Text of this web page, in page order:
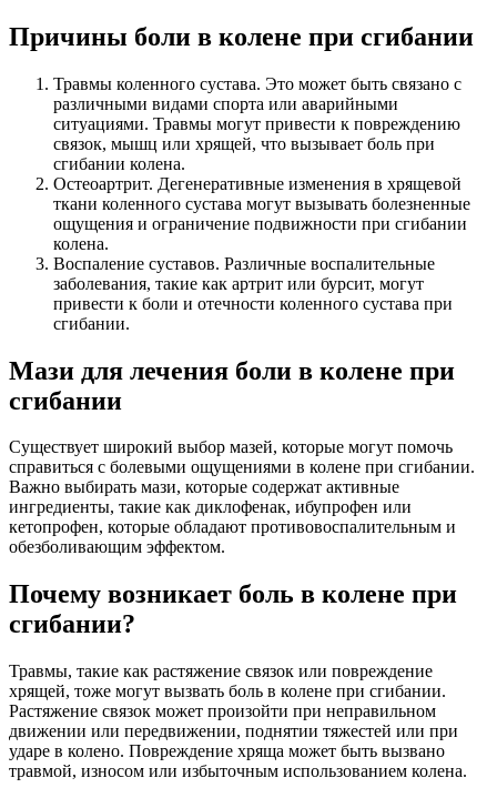
Причины боли в колене при сгибании
Травмы коленного сустава. Это может быть связано с
различными видами спорта или аварийными
ситуациями. Травмы могут привести к повреждению
связок, мышц или хрящей, что вызывает боль при
сгибании колена.
Остеоартрит. Дегенеративные изменения в хрящевой
ткани коленного сустава могут вызывать болезненные
ощущения и ограничение подвижности при сгибании
колена.
Воспаление суставов. Различные воспалительные
заболевания, такие как артрит или бурсит, могут
привести к боли и отечности коленного сустава при
сгибании.
Мази для лечения боли в колене при
сгибании
Существует широкий выбор мазей, которые могут помочь
справиться с болевыми ощущениями в колене при сгибании.
Важно выбирать мази, которые содержат активные
ингредиенты, такие как диклофенак, ибупрофен или
кетопрофен, которые обладают противовоспалительным и
обезболивающим эффектом.
Почему возникает боль в колене при
сгибании?
Травмы, такие как растяжение связок или повреждение
хрящей, тоже могут вызвать боль в колене при сгибании.
Растяжение связок может произойти при неправильном
движении или передвижении, поднятии тяжестей или при
ударе в колено. Повреждение хряща может быть вызвано
травмой, износом или избыточным использованием колена.